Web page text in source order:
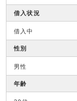
借入状況
借入中
性別
男性
年齢